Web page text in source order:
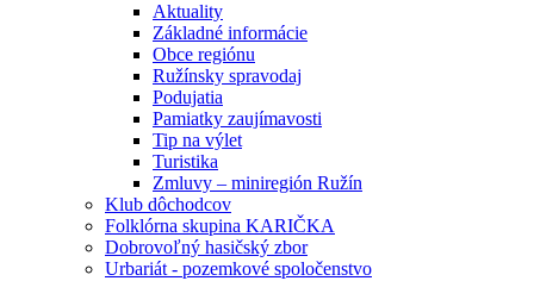
Aktuality
Základné informácie
Obce regiónu
Ružínsky spravodaj
Podujatia
Pamiatky zaujímavosti
Tip na výlet
Turistika
Zmluvy – miniregión Ružín
Klub dôchodcov
Folklórna skupina KARIČKA
Dobrovoľný hasičský zbor
Urbariát - pozemkové spoločenstvo